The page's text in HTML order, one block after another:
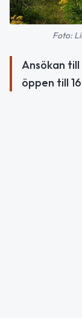
Foto:
Ansökan
öppen till